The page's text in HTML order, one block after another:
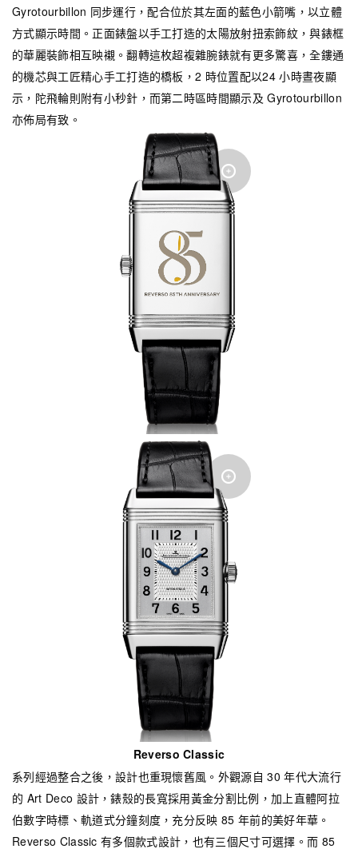
Gyrotourbillon 同步運行，配合位於其左面的藍色小箭嘴，以立體
方式顯示時間。正面錶盤以手工打造的太陽放射扭索飾紋，與錶框
的華麗裝飾相互映襯。翻轉這枚超複雜腕錶就有更多驚喜，全鏤通
的機芯與工匠精心手工打造的橋板，2 時位置配以24 小時晝夜顯
示，陀飛輪則附有小秒針，而第二時區時間顯示及 Gyrotourbillon
亦佈局有致。
Reverso Classic
系列經過整合之後，設計也重現懷舊風。外觀源自 30 年代大流行
的 Art Deco 設計，錶殼的長寬採用黃金分割比例，加上直體阿拉
伯數字時標、軌道式分鐘刻度，充分反映 85 年前的美好年華。
Reverso Classic 有多個款式設計，也有三個尺寸可選擇。而 85